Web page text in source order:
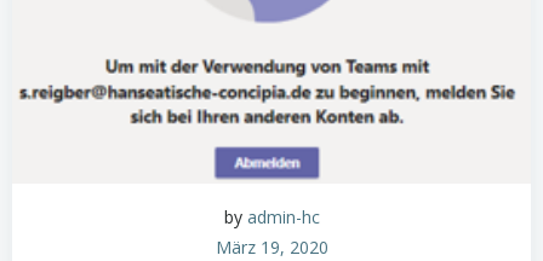
by admin-hc
März 19, 2020